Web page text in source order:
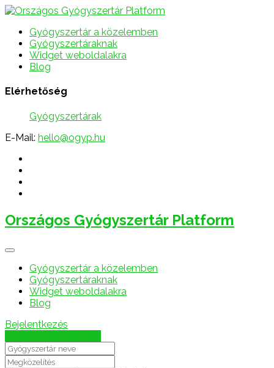
Gyógyszertár a közelemben
Gyógyszertáraknak
Widget weboldalakra
Blog
Elérhetőség
Gyógyszertárak
E-Mail: hello@ogyp.hu
Országos Gyógyszertár Platform
Gyógyszertár a közelemben
Gyógyszertáraknak
Widget weboldalakra
Blog
Bejelentkezés